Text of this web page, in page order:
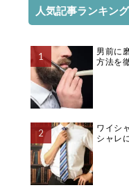
人気記事ランキング
男前に
方法を
ワイシ
シャレ